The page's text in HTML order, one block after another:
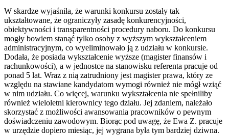
W skardze wyjaśniła, że warunki konkursu zostały tak
ukształtowane, że ograniczyły zasadę konkurencyjności,
obiektywności i transparentności procedury naboru. Do konkursu
mogły bowiem stanąć tylko osoby z wyższym wykształceniem
administracyjnym, co wyeliminowało ją z udziału w konkursie.
Dodała, że posiada wykształcenie wyższe (magister finansów i
rachunkowości), a w jednostce na stanowisku referenta pracuje od
ponad 5 lat. Wraz z nią zatrudniony jest magister prawa, który ze
względu na stawiane kandydatom wymogi również nie mógł wziąć
w nim udziału. Co więcej, warunku wykształcenia nie spełniliby
również wieloletni kierownicy tego działu. Jej zdaniem, należało
skorzystać z możliwości awansowania pracowników o pewnym
doświadczeniu zawodowym. Biorąc pod uwagę, że Ewa Z. pracuje
w urzędzie dopiero miesiąc, jej wygrana była tym bardziej dziwna.